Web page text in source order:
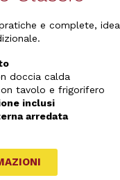
e complete,
doccia calda
tavolo e frigorifero
inclusi
arredata